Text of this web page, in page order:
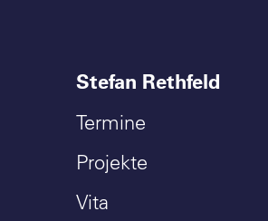
Stefan Rethfeld
Termine
Projekte
Vita